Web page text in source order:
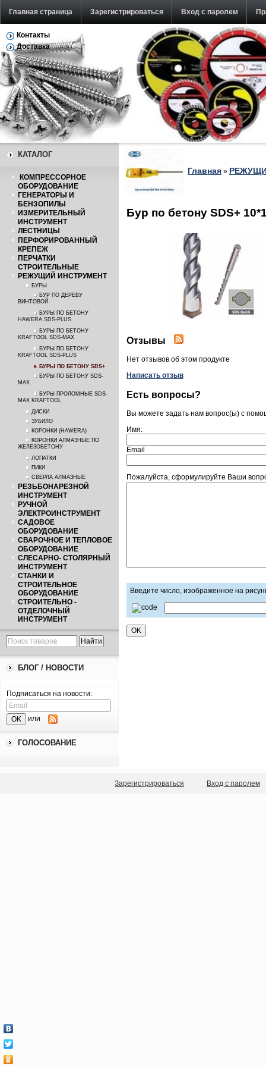
Главная страница Зарегистрироваться Вход с паролем
Обратная связь
Контакты
Доставка
КАТАЛОГ
КОМПРЕССОРНОЕ
ОБОРУДОВАНИЕ
ГЕНЕРАТОРЫ И
БЕНЗОПИЛЫ
ИЗМЕРИТЕЛЬНЫЙ
ИНСТРУМЕНТ
ЛЕСТНИЦЫ
ПЕРФОРИРОВАННЫЙ
КРЕПЕЖ
ПЕРЧАТКИ
СТРОИТЕЛЬНЫЕ
РЕЖУЩИЙ ИНСТРУМЕНТ
БУРЫ
БУР ПО ДЕРЕВУ
ВИНТОВОЙ
БУРЫ ПО БЕТОНУ
HAWERA SDS-PLUS
БУРЫ ПО БЕТОНУ
KRAFTOOL SDS-MAX
БУРЫ ПО БЕТОНУ
KRAFTOOL SDS-PLUS
БУРЫ ПО БЕТОНУ SDS+
БУРЫ ПО БЕТОНУ SDS-
MAX
БУРЫ ПРОЛОМНЫЕ SDS-
MAX KRAFTOOL
ДИСКИ
ЗУБИЛО
КОРОНКИ (HAWERA)
КОРОНКИ АЛМАЗНЫЕ ПО
ЖЕЛЕЗОБЕТОНУ
ЛОПАТКИ
ПИКИ
СВЕРЛА АЛМАЗНЫЕ
РЕЗЬБОНАРЕЗНОЙ
ИНСТРУМЕНТ
РУЧНОЙ
ЭЛЕКТРОИНСТРУМЕНТ
САДОВОЕ
ОБОРУДОВАНИЕ
СВАРОЧНОЕ И ТЕПЛОВОЕ
ОБОРУДОВАНИЕ
СЛЕСАРНО- СТОЛЯРНЫЙ
ИНСТРУМЕНТ
СТАНКИ И
СТРОИТЕЛЬНОЕ
ОБОРУДОВАНИЕ
СТРОИТЕЛЬНО -
ОТДЕЛОЧНЫЙ
ИНСТРУМЕНТ
БЛОГ / НОВОСТИ
Подписаться на новости:
или
ГОЛОСОВАНИЕ
Главная »
Бур по бетону SDS+
Отзывы
Нет отзывов об этом продукте
Написать отзыв
Есть вопросы?
Вы можете задать нам вопрос(ы) с
Имя:
Email
Пожалуйста, сформулируйте Ваши
Введите число, изображенное на
Зарегистрироваться Вход с паролем